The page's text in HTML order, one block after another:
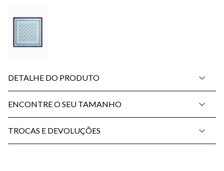
DETALHE DO PRODUTO
ENCONTRE O SEU TAMANHO
TROCAS E DEVOLUÇÕES